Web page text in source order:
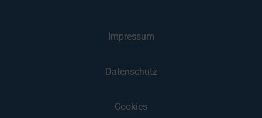
Impressum
Datenschutz
Cookies